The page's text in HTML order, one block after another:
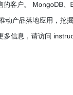
客户。 MongoDB、
动产品落地应用，挖
信息，请访问